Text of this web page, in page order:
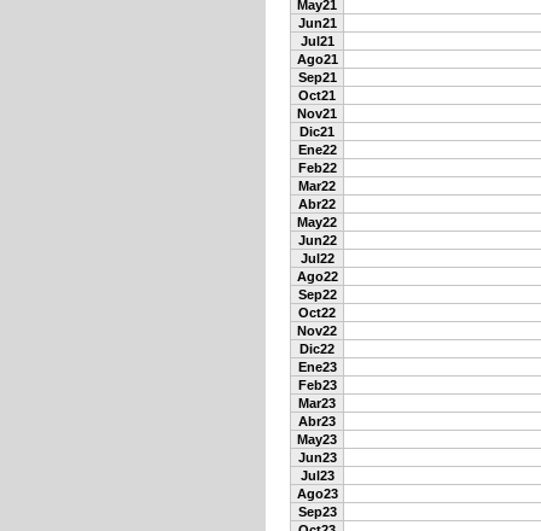
May21
Jun21
Jul21
Ago21
Sep21
Oct21
Nov21
Dic21
Ene22
Feb22
Mar22
Abr22
May22
Jun22
Jul22
Ago22
Sep22
Oct22
Nov22
Dic22
Ene23
Feb23
Mar23
Abr23
May23
Jun23
Jul23
Ago23
Sep23